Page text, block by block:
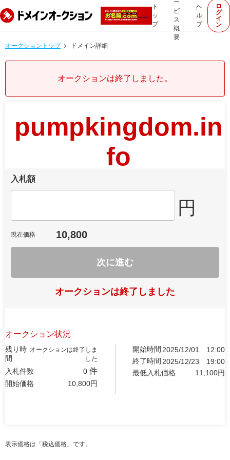
ト
ッ
プ
ー
ビ
ス
概
要
ヘ
ル
プ
ロ
グ
イ
ン
オークショントップ ドメイン詳細
オークションは終了しました。
pumpkingdom.in
fo
入札額
円
現在価格 10,800
次に進む
オークションは終了しました
オークション状況
残り時
間
オークションは終了しま
した
入札件数 0 件
開始価格 10,800円
開始時間 2025/12/01
12:00
終了時間 2025/12/23
19:00
最低入札価格
11,100円
表示価格は「税込価格」です。